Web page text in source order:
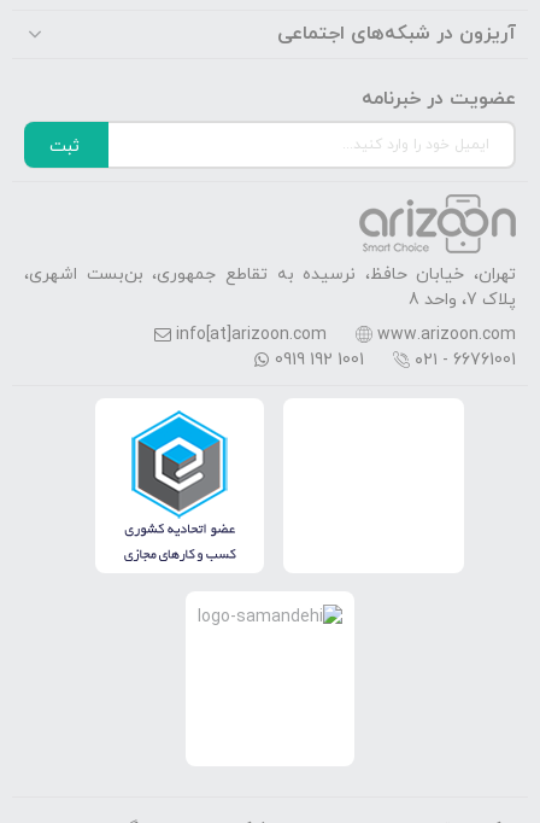
آریزون در شبکه‌های اجتماعی
عضویت در خبرنامه
ثبت
تهران، خیابان حافظ، نرسیده به تقاطع جمهوری، بن‌بست اشهری،
پلاک 7، واحد 8
www.arizoon.com
info[at]arizoon.com
۰۲۱ - 66761001
0919 192 1001